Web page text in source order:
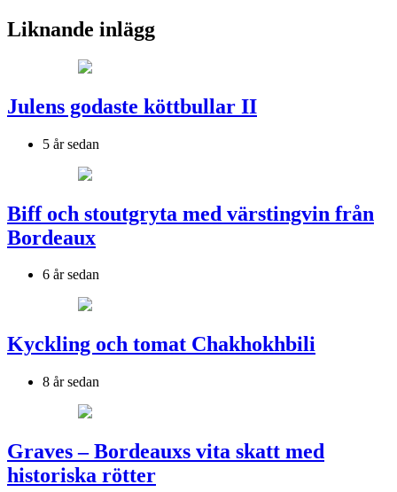
Liknande inlägg
Julens godaste köttbullar II
5 år sedan
Biff och stoutgryta med värstingvin från
Bordeaux
6 år sedan
Kyckling och tomat Chakhokhbili
8 år sedan
Graves – Bordeauxs vita skatt med
historiska rötter